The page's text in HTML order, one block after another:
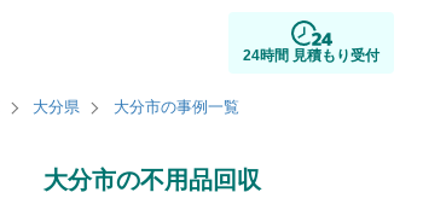
24時間 見積もり受付
大分県 大分市の事例一覧
大分市の不用品回収